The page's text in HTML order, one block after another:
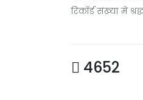
रिकॉर्ड संख्या में
4652